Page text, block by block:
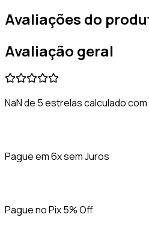
Avaliações do
Avaliação geral
NaN de 5 estrelas calculado
Pague em 6x sem Juros
Pague no Pix 5% Off